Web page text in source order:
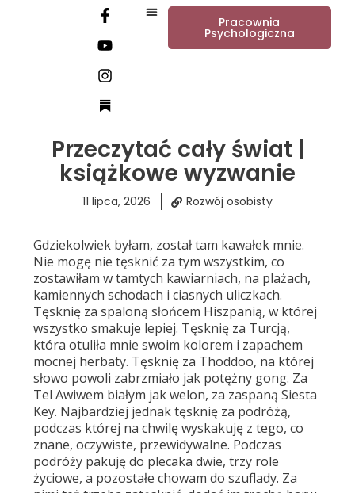
Pracownia
Psychologiczna
Przeczytać cały świat |
książkowe wyzwanie
11 lipca, 2026 Rozwój osobisty
Gdziekolwiek byłam, został tam kawałek mnie.
Nie mogę nie tęsknić za tym wszystkim, co
zostawiłam w tamtych kawiarniach, na plażach,
kamiennych schodach i ciasnych uliczkach.
Tęsknię za spaloną słońcem Hiszpanią, w której
wszystko smakuje lepiej. Tęsknię za Turcją,
która otuliła mnie swoim kolorem i zapachem
mocnej herbaty. Tęsknię za Thoddoo, na której
słowo powoli zabrzmiało jak potężny gong. Za
Tel Awiwem białym jak welon, za zaspaną Siesta
Key. Najbardziej jednak tęsknię za podróżą,
podczas której na chwilę wyskakuję z tego, co
znane, oczywiste, przewidywalne. Podczas
podróży pakuję do plecaka dwie, trzy role
życiowe, a pozostałe chowam do szuflady. Za